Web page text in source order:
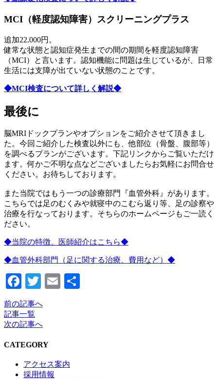
MCI（軽度認知障害）スクリーニングプラス
追加22.000円。
健常な状態と認知症発生までの間の期間を軽度認知障害
（MCI）と言います。認知機能に問題は生じているが、日常
生活には支障が出ていない状態のことです。
◆MCI検査について詳しく解説◆
最後に
脳MRIドックプランやオプションをご紹介させて頂きまし
た。今回ご紹介した検査以外にも、他部位（骨盤、腹部等）
を調べるプランがございます。下記リンクからご覧いただけ
ます。何かご不明な点などございましたらお気軽にお問合せ
ください。お待ちしております。
また当院ではもう一つの診療部門『血管外科』があります。
こちらでは足のむくみや就寝中のこむら返り等、足の診察や
治療を行なっております。そちらのホームページもご一読く
ださい。
◆当院の特徴、医師紹介はこちら◆
◆血管外科部門（足に関する治療、費用など）◆
Facebook
TwitterEmail
前の記事へ
記事一覧
次の記事へ
CATEGORY
アクセス案内
採用情報